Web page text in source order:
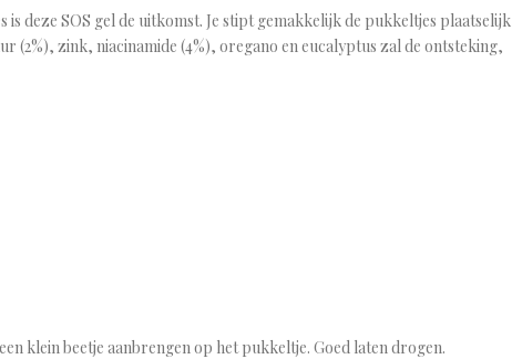
deze SOS gel de uitkomst. Je stipt gemakkelijk de pukkeltjes plaatselijk
(2%), zink, niacinamide (4%), oregano en eucalyptus zal de ontsteking,
klein beetje aanbrengen op het pukkeltje. Goed laten drogen.